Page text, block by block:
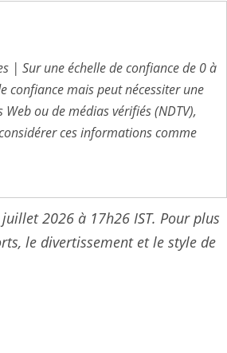
| Sur une échelle de confiance de 0 à
confiance mais peut nécessiter une
ou de médias vérifiés (NDTV),
ces informations comme
2026 à 17h26 IST. Pour plus
le divertissement et le style de